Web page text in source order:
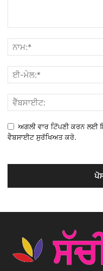
ਅਗਲੀ ਵਾਰ ਟਿੱਪਣੀ ਕਰਨ ਲਈ
ਵੈਬਸਾਈਟ ਸੁਰੱਖਿਅਤ ਕਰੋ.